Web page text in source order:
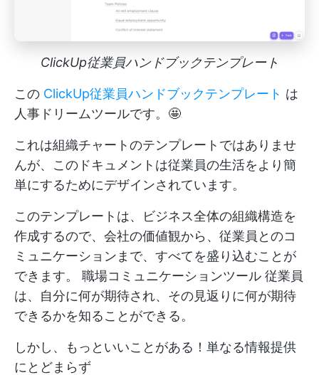
ClickUp従業員ハンドブックテンプレート
この ClickUp従業員ハンドブックテンプレート は
人事ドリームツールです。🤩
これは組織チャートのテンプレートではありませ
んが、このドキュメントは従業員の生活をより簡
単にするためにデザインされています。
このテンプレートは、ビジネス全体の組織構造を
作成するので、会社の価値観から、従業員とのコ
ミュニケーションまで、すべてを盛り込むことが
できます。 職場コミュニケーションツール 従業員
は、自分に何が期待され、その見返りに何が期待
できるかを知ることができる。
しかし、もっといいことがある！単なる情報提供
にとどまらず